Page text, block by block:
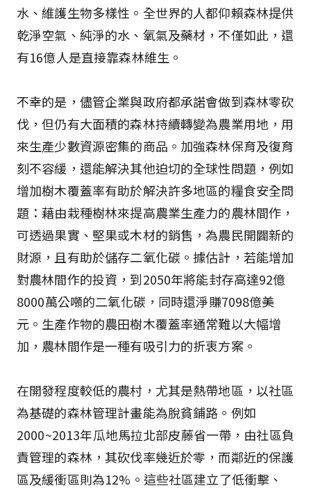
水、維護生物多樣性。全世界的人都仰賴森林提供
乾淨空氣、純淨的水、氧氣及藥材，不僅如此，還
有16億人是直接靠森林維生。
不幸的是，儘管企業與政府都承諾會做到森林零砍
伐，但仍有大面積的森林持續轉變為農業用地，用
來生產少數資源密集的商品。加強森林保育及復育
刻不容緩，還能解決其他迫切的全球性問題，例如
增加樹木覆蓋率有助於解決許多地區的糧食安全問
題：藉由栽種樹林來提高農業生產力的農林間作，
可透過果實、堅果或木材的銷售，為農民開闢新的
財源，且有助於儲存二氧化碳。據估計，若能增加
對農林間作的投資，到2050年將能封存高達92億
8000萬公噸的二氧化碳，同時還淨賺7098億美
元。生產作物的農田樹木覆蓋率通常難以大幅增
加，農林間作是一種有吸引力的折衷方案。
在開發程度較低的農村，尤其是熱帶地區，以社區
為基礎的森林管理計畫能為脫貧鋪路。例如
2000~2013年瓜地馬拉北部皮藤省一帶，由社區負
責管理的森林，其砍伐率幾近於零，而鄰近的保護
區及緩衝區則為12%。這些社區建立了低衝擊、